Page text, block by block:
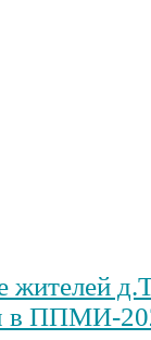
жителей
в ППМИ-